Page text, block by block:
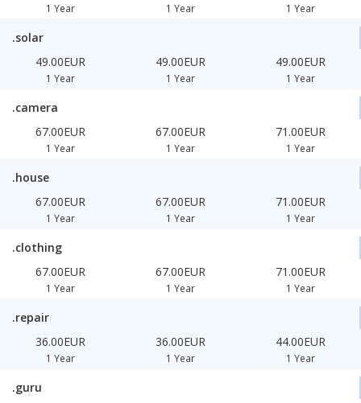
1 Year 1 Year 1 Year
.solar
49.00EUR
1 Year
49.00EUR
1 Year
49.00EUR
1 Year
.camera
67.00EUR
1 Year
67.00EUR
1 Year
71.00EUR
1 Year
.house
67.00EUR
1 Year
67.00EUR
1 Year
71.00EUR
1 Year
.clothing
67.00EUR
1 Year
67.00EUR
1 Year
71.00EUR
1 Year
.repair
36.00EUR
1 Year
36.00EUR
1 Year
44.00EUR
1 Year
.guru